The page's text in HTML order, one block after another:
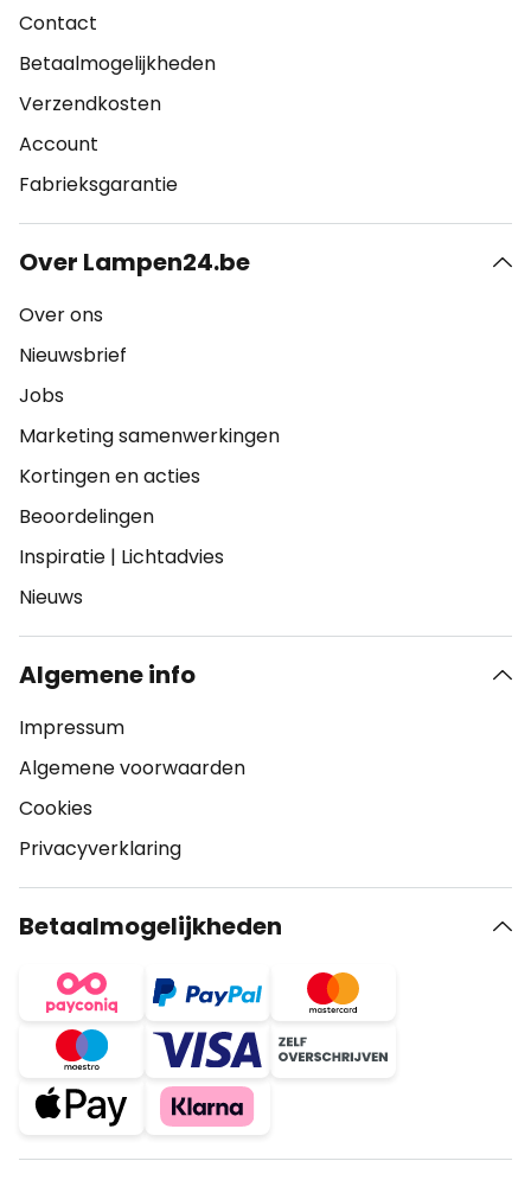
Contact
Betaalmogelijkheden
Verzendkosten
Account
Fabrieksgarantie
Over Lampen24.be
Over ons
Nieuwsbrief
Jobs
Marketing samenwerkingen
Kortingen en acties
Beoordelingen
Inspiratie | Lichtadvies
Nieuws
Algemene info
Impressum
Algemene voorwaarden
Cookies
Privacyverklaring
Betaalmogelijkheden